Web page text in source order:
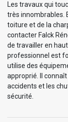
Les travaux qui
très innombrables.
toiture et de la
contacter Falck
de travailler en
professionnel est
utilise des
approprié. Il
accidents et les
sécurité.